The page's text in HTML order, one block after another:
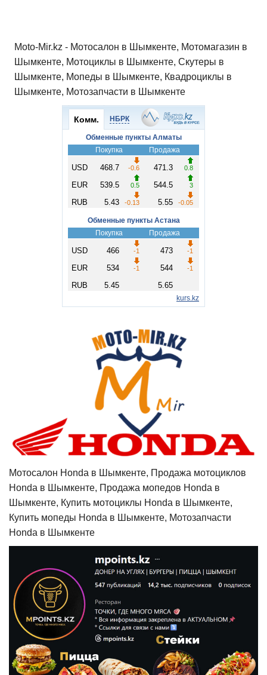
Moto-Mir.kz - Мотосалон в Шымкенте, Мотомагазин в
Шымкенте, Мотоциклы в Шымкенте, Скутеры в
Шымкенте, Мопеды в Шымкенте, Квадроциклы в
Шымкенте, Мотозапчасти в Шымкенте
Мотосалон Honda в Шымкенте, Продажа мотоциклов
Honda в Шымкенте, Продажа мопедов Honda в
Шымкенте, Купить мотоциклы Honda в Шымкенте,
Купить мопеды Honda в Шымкенте, Мотозапчасти
Honda в Шымкенте